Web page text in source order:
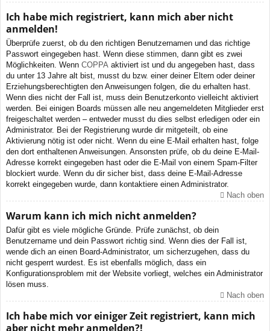
Ich habe mich registriert, kann mich aber nicht
anmelden!
Überprüfe zuerst, ob du den richtigen Benutzernamen und das richtige
Passwort eingegeben hast. Wenn diese stimmen, dann gibt es zwei
Möglichkeiten. Wenn COPPA aktiviert ist und du angegeben hast, dass
du unter 13 Jahre alt bist, musst du bzw. einer deiner Eltern oder deiner
Erziehungsberechtigten den Anweisungen folgen, die du erhalten hast.
Wenn dies nicht der Fall ist, muss dein Benutzerkonto vielleicht aktiviert
werden. Bei einigen Boards müssen alle neu angemeldeten Mitglieder erst
freigeschaltet werden – entweder musst du dies selbst erledigen oder ein
Administrator. Bei der Registrierung wurde dir mitgeteilt, ob eine
Aktivierung nötig ist oder nicht. Wenn du eine E-Mail erhalten hast, folge
den dort enthaltenen Anweisungen. Ansonsten prüfe, ob du deine E-Mail-
Adresse korrekt eingegeben hast oder die E-Mail von einem Spam-Filter
blockiert wurde. Wenn du dir sicher bist, dass deine E-Mail-Adresse
korrekt eingegeben wurde, dann kontaktiere einen Administrator.
Nach oben
Warum kann ich mich nicht anmelden?
Dafür gibt es viele mögliche Gründe. Prüfe zunächst, ob dein
Benutzername und dein Passwort richtig sind. Wenn dies der Fall ist,
wende dich an einen Board-Administrator, um sicherzugehen, dass du
nicht gesperrt wurdest. Es ist ebenfalls möglich, dass ein
Konfigurationsproblem mit der Website vorliegt, welches ein Administrator
lösen muss.
Nach oben
Ich habe mich vor einiger Zeit registriert, kann mich
aber nicht mehr anmelden?!